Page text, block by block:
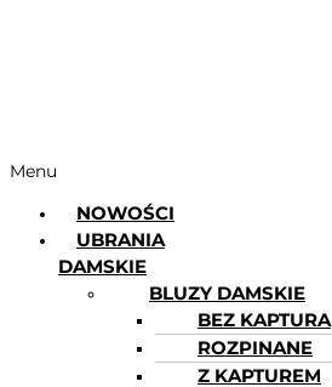
Menu
NOWOŚCI
UBRANIA
DAMSKIE
BLUZY DAMSKIE
BEZ KAPTURA
ROZPINANE
Z KAPTUREM